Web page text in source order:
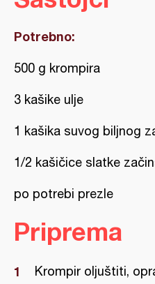
Potrebno:
500 g krompira
3 kašike ulje
1 kašika suvog biljnog
1/2 kašičice slatke
po potrebi prezle
Priprema
Krompir oljuštiti,